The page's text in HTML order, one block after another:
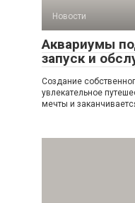
Новости
Аквариумы
запуск и
Создание
увлекательное
мечты и